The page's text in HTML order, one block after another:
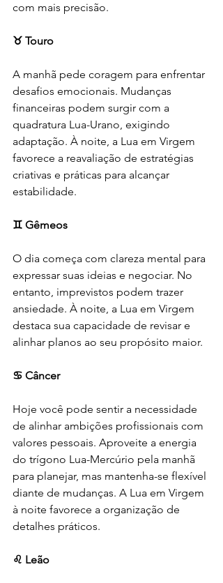
com mais precisão.
♉ Touro
A manhã pede coragem para enfrentar
desafios emocionais. Mudanças
financeiras podem surgir com a
quadratura Lua-Urano, exigindo
adaptação. À noite, a Lua em Virgem
favorece a reavaliação de estratégias
criativas e práticas para alcançar
estabilidade.
♊ Gêmeos
O dia começa com clareza mental para
expressar suas ideias e negociar. No
entanto, imprevistos podem trazer
ansiedade. À noite, a Lua em Virgem
destaca sua capacidade de revisar e
alinhar planos ao seu propósito maior.
♋ Câncer
Hoje você pode sentir a necessidade
de alinhar ambições profissionais com
valores pessoais. Aproveite a energia
do trígono Lua-Mercúrio pela manhã
para planejar, mas mantenha-se flexível
diante de mudanças. A Lua em Virgem
à noite favorece a organização de
detalhes práticos.
♌ Leão